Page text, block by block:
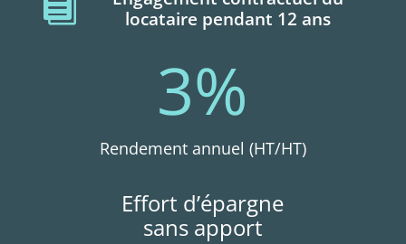
locataire pendant 12 ans
3%
Rendement annuel (HT/HT)
Effort d’épargne
sans apport